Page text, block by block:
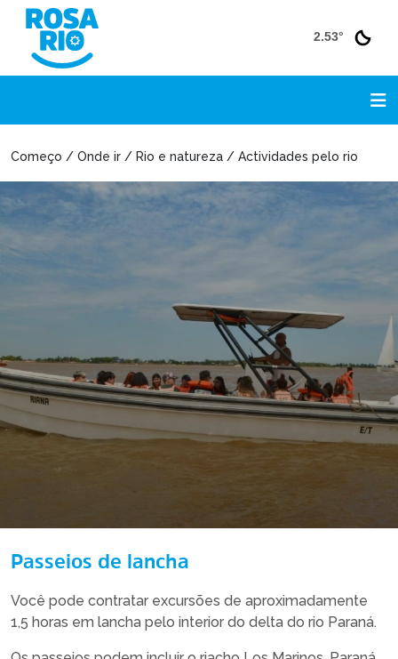
2.53°
Começo / Onde ir / Rio e natureza / Actividades pelo rio
Passeios de lancha
Você pode contratar excursões de aproximadamente
1,5 horas em lancha pelo interior do delta do rio Paraná.